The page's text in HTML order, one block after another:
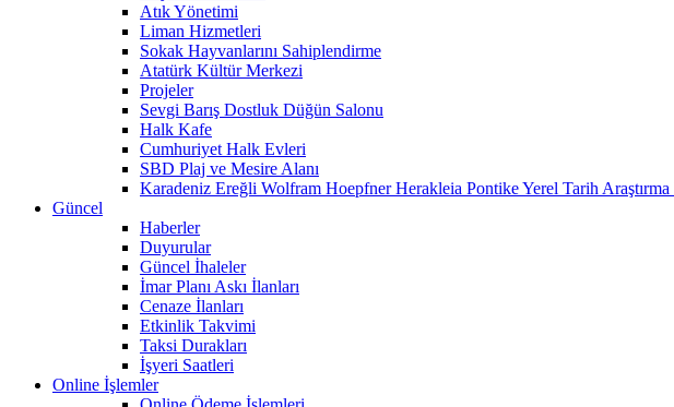
Atık Yönetimi
Liman Hizmetleri
Sokak Hayvanlarını Sahiplendirme
Atatürk Kültür Merkezi
Projeler
Sevgi Barış Dostluk Düğün Salonu
Halk Kafe
Cumhuriyet Halk Evleri
SBD Plaj ve Mesire Alanı
Karadeniz Ereğli Wolfram Hoepfner Herakleia Pontike Yerel Tarih
Güncel
Haberler
Duyurular
Güncel İhaleler
İmar Planı Askı İlanları
Cenaze İlanları
Etkinlik Takvimi
Taksi Durakları
İşyeri Saatleri
Online İşlemler